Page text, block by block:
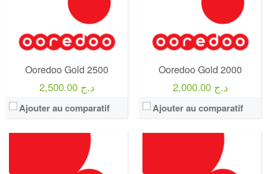
Ooredoo Gold 2500
2,500.00 د.ج
Ajouter au comparatif
Ooredoo Gold 2000
2,000.00 د.ج
Ajouter au comparatif
Internet:200 Go + Google Maps et Linkdin sans video seront gratuit
View Details →
Internet:60 Go + Google Maps et Linkdin sans video seront gratuit
View Details →
Ooredoo
Ooredoo Dima plus 2000
Ooredoo
Ooredoo Dima 500